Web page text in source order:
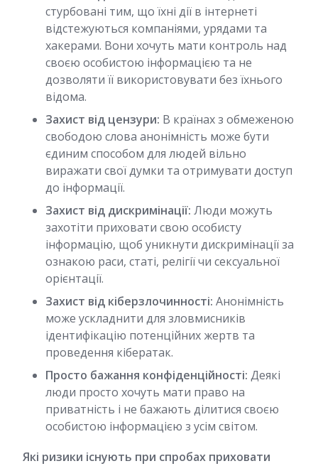
стурбовані тим, що їхні дії в інтернеті
відстежуються компаніями, урядами та
хакерами. Вони хочуть мати контроль над
своєю особистою інформацією та не
дозволяти її використовувати без їхнього
відома.
Захист від цензури: В країнах з обмеженою
свободою слова анонімність може бути
єдиним способом для людей вільно
виражати свої думки та отримувати доступ
до інформації.
Захист від дискримінації: Люди можуть
захотіти приховати свою особисту
інформацію, щоб уникнути дискримінації за
ознакою раси, статі, релігії чи сексуальної
орієнтації.
Захист від кіберзлочинності: Анонімність
може ускладнити для зловмисників
ідентифікацію потенційних жертв та
проведення кібератак.
Просто бажання конфіденційності: Деякі
люди просто хочуть мати право на
приватність і не бажають ділитися своєю
особистою інформацією з усім світом.
Які ризики існують при спробах приховати